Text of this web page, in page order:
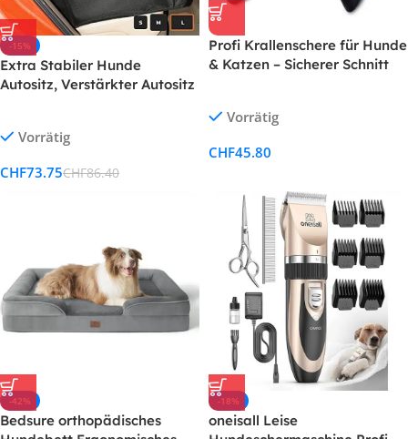
-15%
Extra Stabiler Hunde
Autositz, Verstärkter Autositz
Hochwertiger und
für den Rücksitz im Autos
Vorrätig
CHF73.75CHF86.40
Profi Krallenschere für Hunde
& Katzen – Sicherer Schnitt
Vorrätig
CHF45.80
-42%
Bedsure orthopädisches
-18%
oneisall Leise